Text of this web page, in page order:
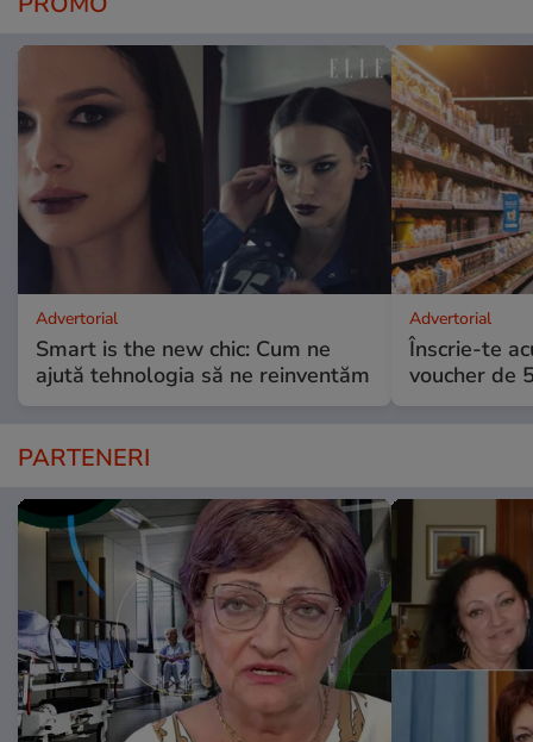
Advertorial
Smart is the new chic: Cum ne
ajută tehnologia să ne reinventăm
Advertorial
Înscrie-te
voucher de
PARTENERI